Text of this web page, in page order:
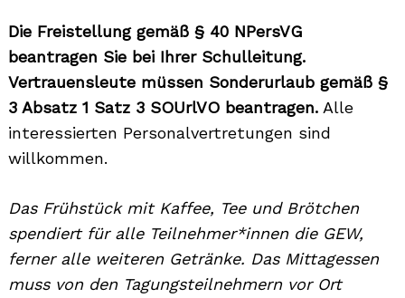
Die Freistellung gemäß § 40 NPersVG
beantragen Sie bei Ihrer Schulleitung.
Vertrauensleute müssen Sonderurlaub gemäß §
3 Absatz 1 Satz 3 SOUrlVO beantragen. Alle
interessierten Personalvertretungen sind
willkommen.
Das Frühstück mit Kaffee, Tee und Brötchen
spendiert für alle Teilnehmer*innen die GEW,
ferner alle weiteren Getränke. Das Mittagessen
muss von den Tagungsteilnehmern vor Ort